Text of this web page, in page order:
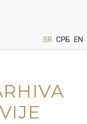
SR СРБ EN